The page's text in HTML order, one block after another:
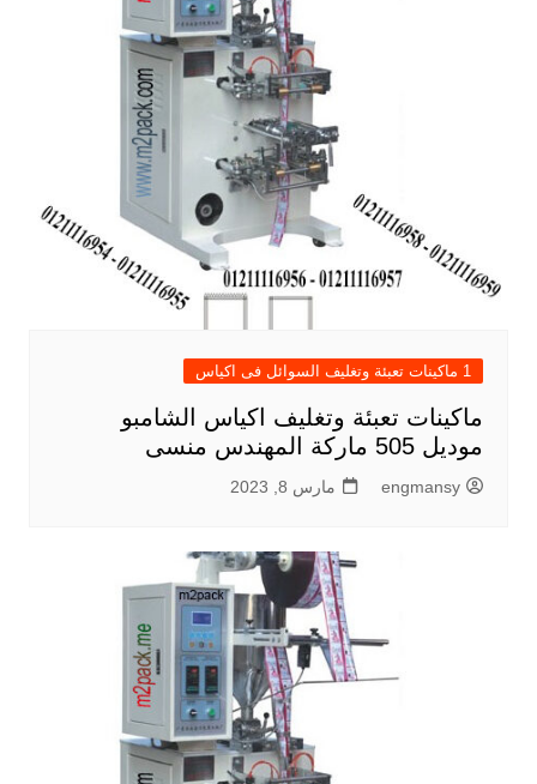
1 ماكينات تعبئة وتغليف السوائل فى اكياس
ماكينات تعبئة وتغليف اكياس الشامبو
موديل 505 ماركة المهندس منسى
engmansy مارس 8, 2023